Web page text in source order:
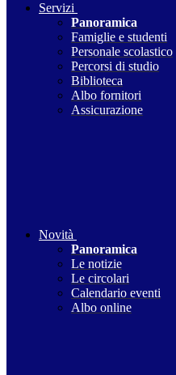
Servizi
Panoramica
Famiglie e studenti
Personale scolastico
Percorsi di studio
Biblioteca
Albo fornitori
Assicurazione
Novità
Panoramica
Le notizie
Le circolari
Calendario eventi
Albo online